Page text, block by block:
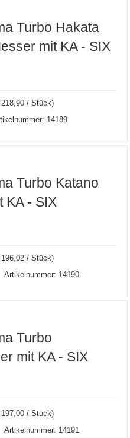
Turbo Hakata
mit KA - SIX
218,90 / Stück)
14189
Turbo Katano
KA - SIX
196,02 / Stück)
Artikelnummer: 14190
Turbo
mit KA - SIX
197,00 / Stück)
Artikelnummer: 14191